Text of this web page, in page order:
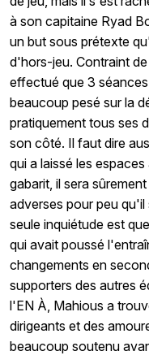
à son capitaine Ryad
un but sous prétexte
d'hors-jeu. Contraint
effectué que 3
beaucoup pesé sur la
pratiquement tous ses
son côté. Il faut dire
qui a laissé les
gabarit, il sera
adverses pour peu
seule inquiétude est
qui avait poussé
changements en
supporters des autres
l'EN À, Mahious a
dirigeants et des
beaucoup soutenu